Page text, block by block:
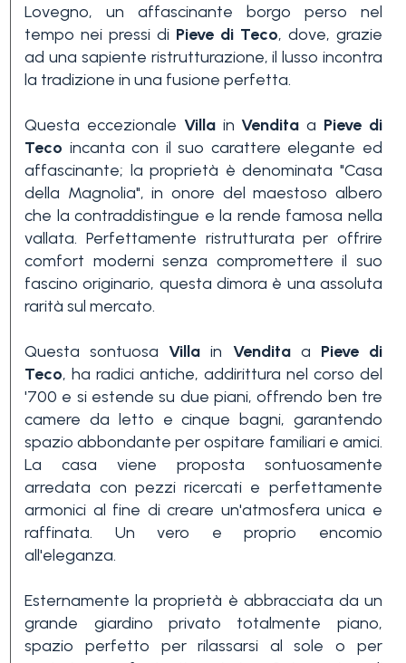
Lovegno, un affascinante borgo perso nel
tempo nei pressi di Pieve di Teco, dove, grazie
ad una sapiente ristrutturazione, il lusso incontra
la tradizione in una fusione perfetta.
Questa eccezionale Villain Vendita a Pieve di
Teco incanta con il suo carattere elegante ed
affascinante; la proprietà è denominata "Casa
della Magnolia", in onore del maestoso albero
che la contraddistingue e la rende famosa nella
vallata. Perfettamente ristrutturata per offrire
comfort moderni senza compromettere il suo
fascino originario, questa dimora è una assoluta
rarità sul mercato.
Questa sontuosa Villa in Venditaa Pieve di
Teco, ha radici antiche, addirittura nel corso del
'700 e si estende su due piani, offrendo ben tre
camere da letto e cinque bagni, garantendo
spazio abbondante per ospitare familiari e amici.
La casa viene proposta sontuosamente
arredata con pezzi ricercati e perfettamente
armonici al fine di creare un'atmosfera unica e
raffinata. Un vero e proprio encomio
all'eleganza.
Esternamente la proprietà è abbracciata da un
grande giardino privato totalmente piano,
spazio perfetto per rilassarsi al sole o per
Camere
minime
Qualsiasi
1
2
Altre
opzioni
-
multiscelta
Giardino